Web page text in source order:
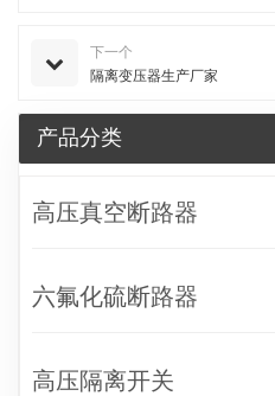
下一个
隔离变压器生产厂家
产品分类
高压真空断路器
六氟化硫断路器
高压隔离开关